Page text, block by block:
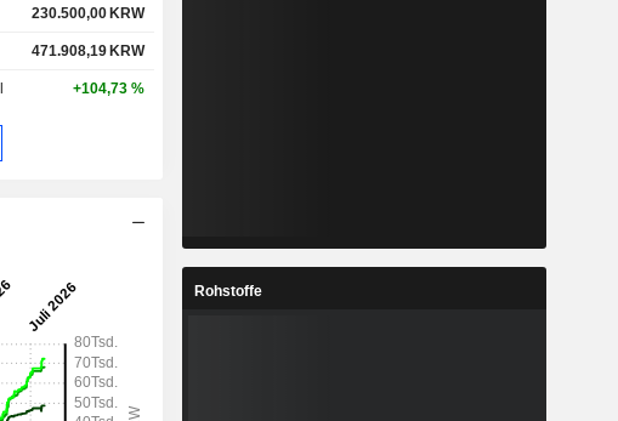
230.500,00 KRW
471.908,19 KRW
+104,73 %
Rohstoffe